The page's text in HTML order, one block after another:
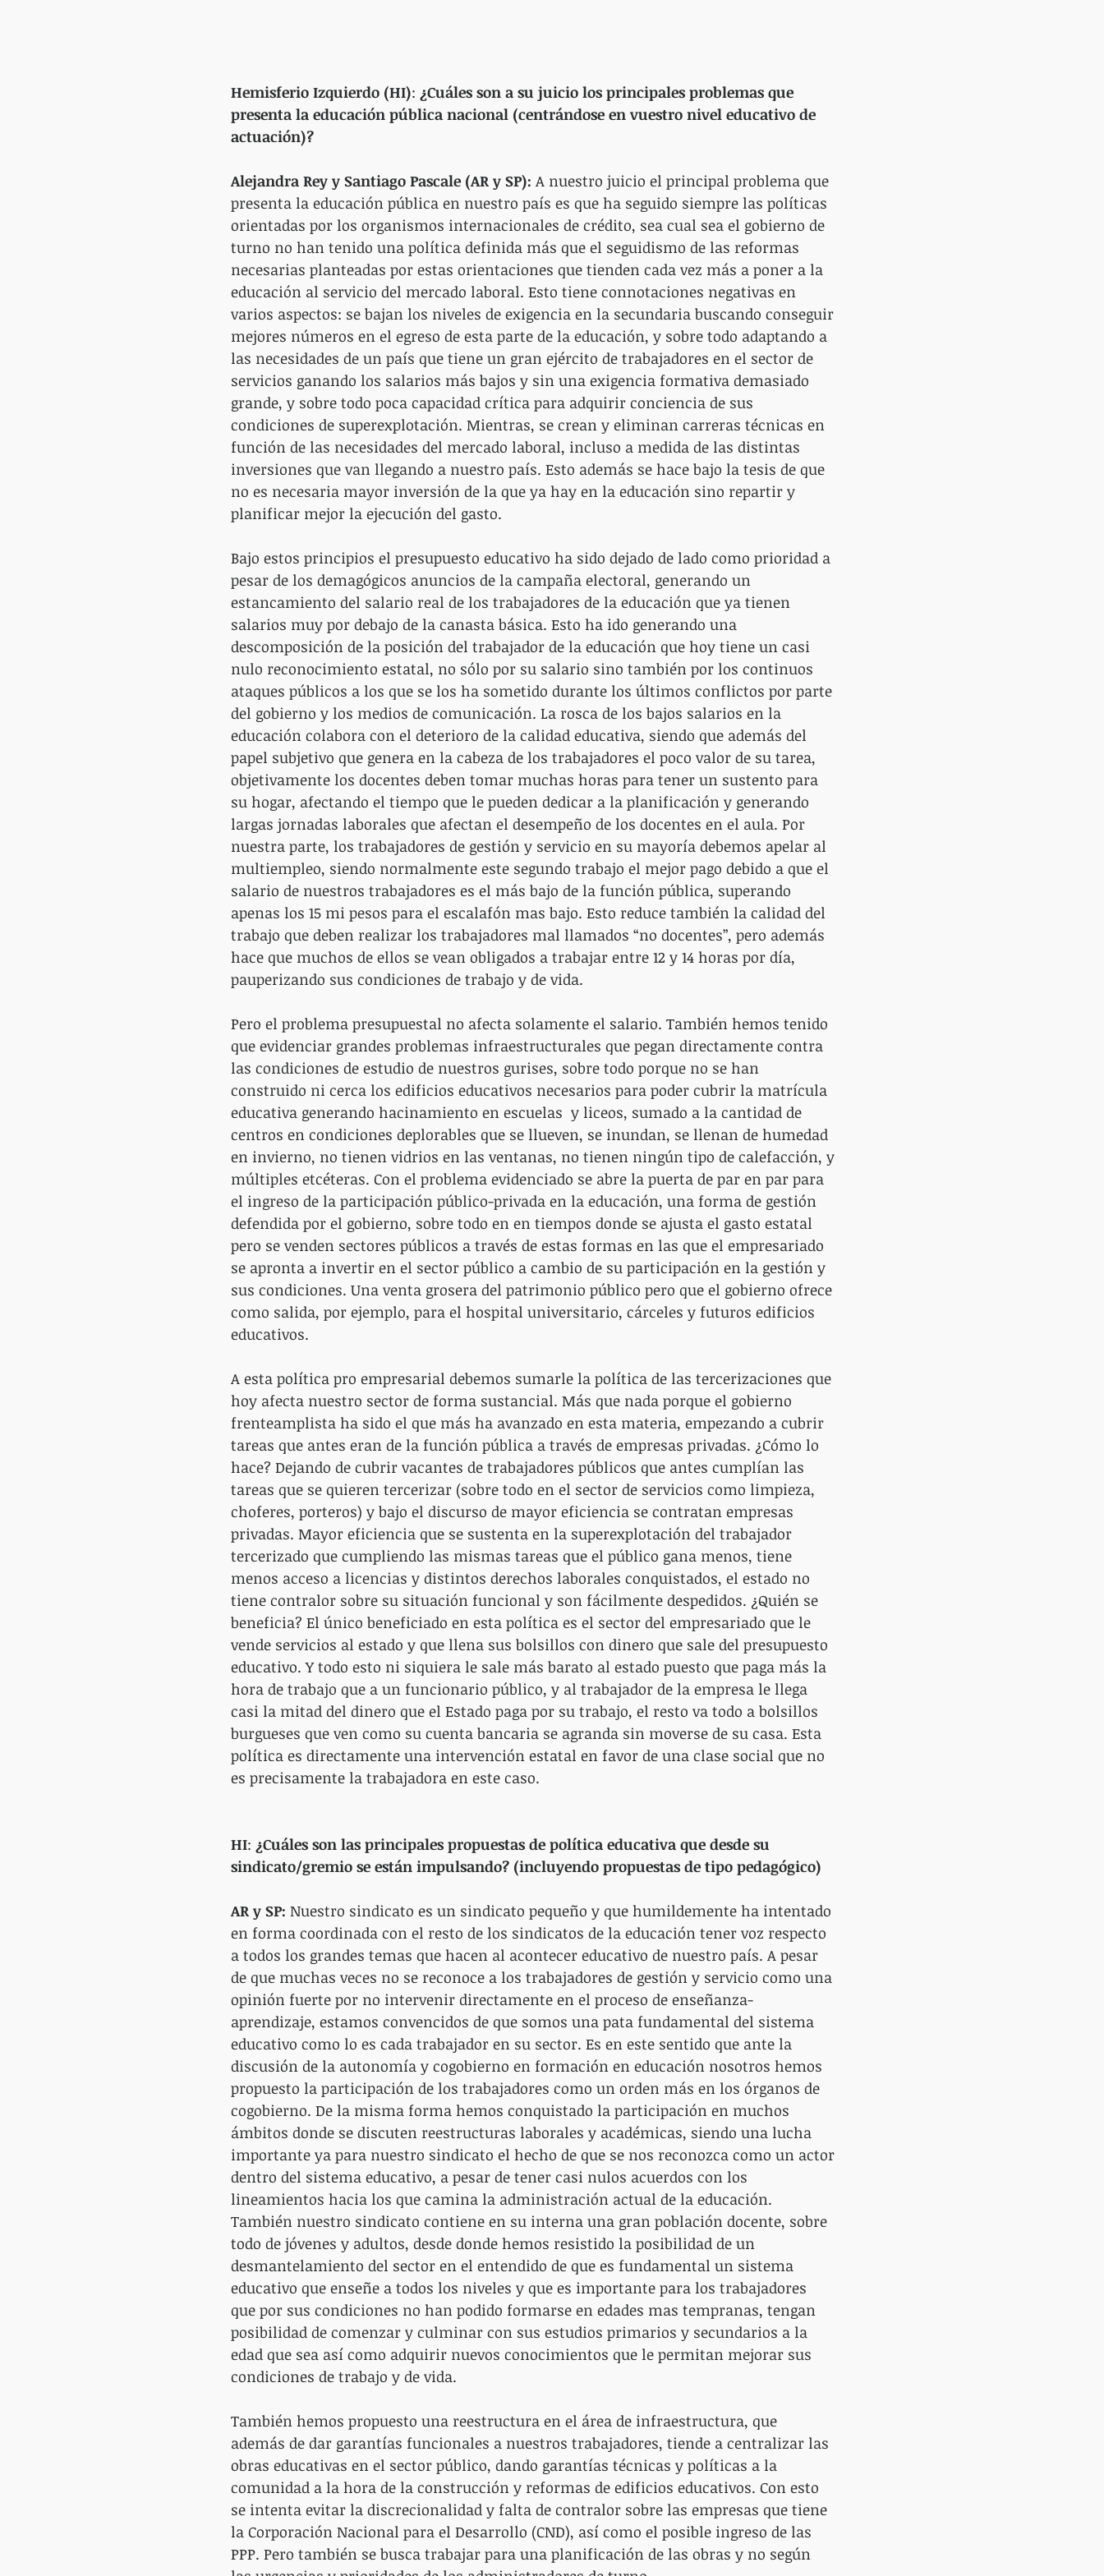
Hemisferio Izquierdo (HI): ¿Cuáles son a su juicio los principales problemas que
presenta la educación pública nacional (centrándose en vuestro nivel educativo de
actuación)?
Alejandra Rey y Santiago Pascale (AR y SP): A nuestro juicio el principal problema que
presenta la educación pública en nuestro país es que ha seguido siempre las políticas
orientadas por los organismos internacionales de crédito, sea cual sea el gobierno de
turno no han tenido una política definida más que el seguidismo de las reformas
necesarias planteadas por estas orientaciones que tienden cada vez más a poner a la
educación al servicio del mercado laboral. Esto tiene connotaciones negativas en
varios aspectos: se bajan los niveles de exigencia en la secundaria buscando conseguir
mejores números en el egreso de esta parte de la educación, y sobre todo adaptando a
las necesidades de un país que tiene un gran ejército de trabajadores en el sector de
servicios ganando los salarios más bajos y sin una exigencia formativa demasiado
grande, y sobre todo poca capacidad crítica para adquirir conciencia de sus
condiciones de superexplotación. Mientras, se crean y eliminan carreras técnicas en
función de las necesidades del mercado laboral, incluso a medida de las distintas
inversiones que van llegando a nuestro país. Esto además se hace bajo la tesis de que
no es necesaria mayor inversión de la que ya hay en la educación sino repartir y
planificar mejor la ejecución del gasto.
Bajo estos principios el presupuesto educativo ha sido dejado de lado como prioridad a
pesar de los demagógicos anuncios de la campaña electoral, generando un
estancamiento del salario real de los trabajadores de la educación que ya tienen
salarios muy por debajo de la canasta básica. Esto ha ido generando una
descomposición de la posición del trabajador de la educación que hoy tiene un casi
nulo reconocimiento estatal, no sólo por su salario sino también por los continuos
ataques públicos a los que se los ha sometido durante los últimos conflictos por parte
del gobierno y los medios de comunicación. La rosca de los bajos salarios en la
educación colabora con el deterioro de la calidad educativa, siendo que además del
papel subjetivo que genera en la cabeza de los trabajadores el poco valor de su tarea,
objetivamente los docentes deben tomar muchas horas para tener un sustento para
su hogar, afectando el tiempo que le pueden dedicar a la planificación y generando
largas jornadas laborales que afectan el desempeño de los docentes en el aula. Por
nuestra parte, los trabajadores de gestión y servicio en su mayoría debemos apelar al
multiempleo, siendo normalmente este segundo trabajo el mejor pago debido a que el
salario de nuestros trabajadores es el más bajo de la función pública, superando
apenas los 15 mi pesos para el escalafón mas bajo. Esto reduce también la calidad del
trabajo que deben realizar los trabajadores mal llamados “no docentes”, pero además
hace que muchos de ellos se vean obligados a trabajar entre 12 y 14 horas por día,
pauperizando sus condiciones de trabajo y de vida.
Pero el problema presupuestal no afecta solamente el salario. También hemos tenido
que evidenciar grandes problemas infraestructurales que pegan directamente contra
las condiciones de estudio de nuestros gurises, sobre todo porque no se han
construido ni cerca los edificios educativos necesarios para poder cubrir la matrícula
educativa generando hacinamiento en escuelas  y liceos, sumado a la cantidad de
centros en condiciones deplorables que se llueven, se inundan, se llenan de humedad
en invierno, no tienen vidrios en las ventanas, no tienen ningún tipo de calefacción, y
múltiples etcéteras. Con el problema evidenciado se abre la puerta de par en par para
el ingreso de la participación público-privada en la educación, una forma de gestión
defendida por el gobierno, sobre todo en en tiempos donde se ajusta el gasto estatal
pero se venden sectores públicos a través de estas formas en las que el empresariado
se apronta a invertir en el sector público a cambio de su participación en la gestión y
sus condiciones. Una venta grosera del patrimonio público pero que el gobierno ofrece
como salida, por ejemplo, para el hospital universitario, cárceles y futuros edificios
educativos.
A esta política pro empresarial debemos sumarle la política de las tercerizaciones que
hoy afecta nuestro sector de forma sustancial. Más que nada porque el gobierno
frenteamplista ha sido el que más ha avanzado en esta materia, empezando a cubrir
tareas que antes eran de la función pública a través de empresas privadas. ¿Cómo lo
hace? Dejando de cubrir vacantes de trabajadores públicos que antes cumplían las
tareas que se quieren tercerizar (sobre todo en el sector de servicios como limpieza,
choferes, porteros) y bajo el discurso de mayor eficiencia se contratan empresas
privadas. Mayor eficiencia que se sustenta en la superexplotación del trabajador
tercerizado que cumpliendo las mismas tareas que el público gana menos, tiene
menos acceso a licencias y distintos derechos laborales conquistados, el estado no
tiene contralor sobre su situación funcional y son fácilmente despedidos. ¿Quién se
beneficia? El único beneficiado en esta política es el sector del empresariado que le
vende servicios al estado y que llena sus bolsillos con dinero que sale del presupuesto
educativo. Y todo esto ni siquiera le sale más barato al estado puesto que paga más la
hora de trabajo que a un funcionario público, y al trabajador de la empresa le llega
casi la mitad del dinero que el Estado paga por su trabajo, el resto va todo a bolsillos
burgueses que ven como su cuenta bancaria se agranda sin moverse de su casa. Esta
política es directamente una intervención estatal en favor de una clase social que no
es precisamente la trabajadora en este caso.
HI: ¿Cuáles son las principales propuestas de política educativa que desde su
sindicato/gremio se están impulsando? (incluyendo propuestas de tipo pedagógico)
AR y SP: Nuestro sindicato es un sindicato pequeño y que humildemente ha intentado
en forma coordinada con el resto de los sindicatos de la educación tener voz respecto
a todos los grandes temas que hacen al acontecer educativo de nuestro país. A pesar
de que muchas veces no se reconoce a los trabajadores de gestión y servicio como una
opinión fuerte por no intervenir directamente en el proceso de enseñanza-
aprendizaje, estamos convencidos de que somos una pata fundamental del sistema
educativo como lo es cada trabajador en su sector. Es en este sentido que ante la
discusión de la autonomía y cogobierno en formación en educación nosotros hemos
propuesto la participación de los trabajadores como un orden más en los órganos de
cogobierno. De la misma forma hemos conquistado la participación en muchos
ámbitos donde se discuten reestructuras laborales y académicas, siendo una lucha
importante ya para nuestro sindicato el hecho de que se nos reconozca como un actor
dentro del sistema educativo, a pesar de tener casi nulos acuerdos con los
lineamientos hacia los que camina la administración actual de la educación.
También nuestro sindicato contiene en su interna una gran población docente, sobre
todo de jóvenes y adultos, desde donde hemos resistido la posibilidad de un
desmantelamiento del sector en el entendido de que es fundamental un sistema
educativo que enseñe a todos los niveles y que es importante para los trabajadores
que por sus condiciones no han podido formarse en edades mas tempranas, tengan
posibilidad de comenzar y culminar con sus estudios primarios y secundarios a la
edad que sea así como adquirir nuevos conocimientos que le permitan mejorar sus
condiciones de trabajo y de vida.
También hemos propuesto una reestructura en el área de infraestructura, que
además de dar garantías funcionales a nuestros trabajadores, tiende a centralizar las
obras educativas en el sector público, dando garantías técnicas y políticas a la
comunidad a la hora de la construcción y reformas de edificios educativos. Con esto
se intenta evitar la discrecionalidad y falta de contralor sobre las empresas que tiene
la Corporación Nacional para el Desarrollo (CND), así como el posible ingreso de las
PPP. Pero también se busca trabajar para una planificación de las obras y no según